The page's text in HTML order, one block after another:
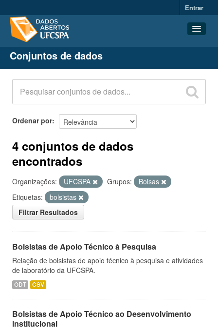
Entrar
Conjuntos de dados
Organizações
Grupos
Sobre
Conjuntos de dados
Ordenar por
4 conjuntos de dados
encontrados
Organizações: UFCSPA Grupos:
Bolsas
Etiquetas:
bolsistas
Filtrar Resultados
Bolsistas de Apoio Técnico à Pesquisa
Relação de bolsistas de apoio técnico à pesquisa e atividades
de laboratório da UFCSPA.
ODT CSV
Bolsistas de Apoio Técnico ao Desenvolvimento
Institucional